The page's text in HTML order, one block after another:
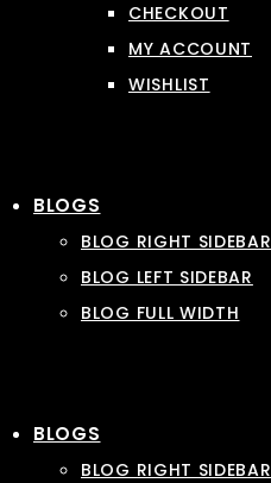
CHECKOUT
MY ACCOUNT
WISHLIST
BLOGS
BLOG RIGHT SIDEBAR
BLOG LEFT SIDEBAR
BLOG FULL WIDTH
BLOGS
BLOG RIGHT SIDEBAR